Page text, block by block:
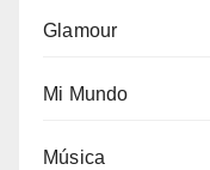
Glamour
Mi Mundo
Música